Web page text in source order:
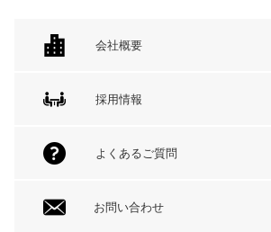
会社概要
採用情報
よくあるご質問
お問い合わせ